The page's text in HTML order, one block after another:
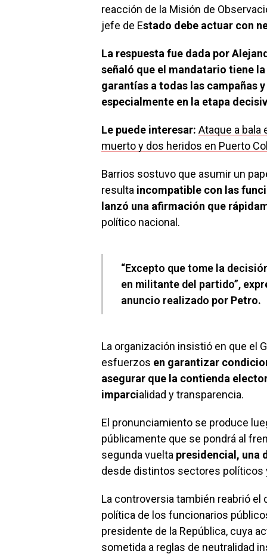
reacción de la Misión de
jefe de Estado debe actuar con
La respuesta fue dada por
señaló que el mandatario tiene
garantías a todas las campañas
especialmente en la etapa
Le puede interesar: Ataque a bala
muerto y dos heridos en Puerto
Barrios sostuvo que asumir un
resulta incompatible con las
lanzó una afirmación que
político nacional.
“Excepto que tome la
en militante del partido”,
anuncio realizado por Petro.
La organización insistió en que el
esfuerzos en garantizar
asegurar que la contienda
imparcialidad y transparencia.
El pronunciamiento se produce
públicamente que se pondrá al
segunda vuelta presidencial, una
desde distintos sectores políticos
La controversia también reabrió
política de los funcionarios
presidente de la República, cuya
sometida a reglas de neutralidad